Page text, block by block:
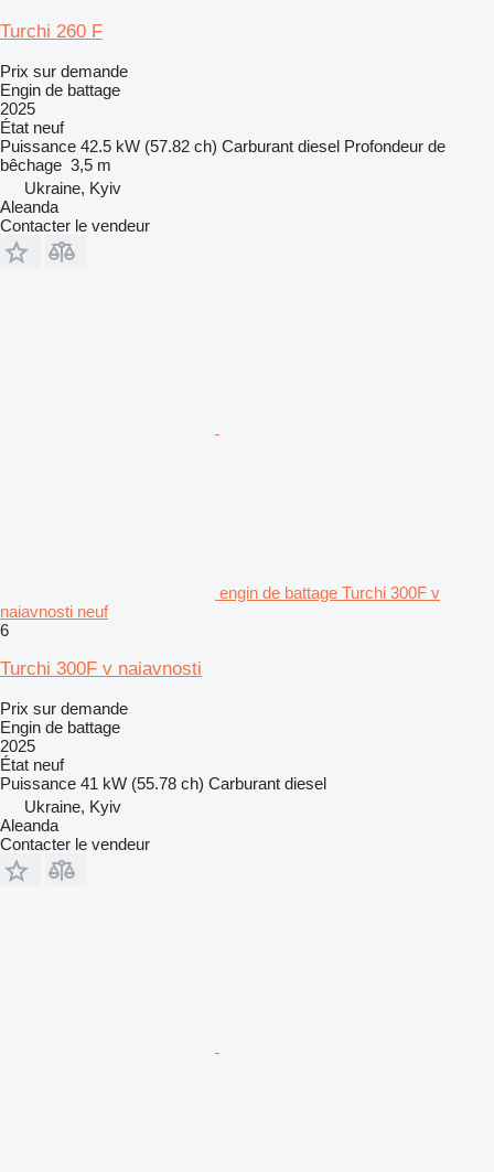
Turchi 260 F
Prix sur demande
Engin de battage
2025
État neuf
Puissance 42.5 kW (57.82 ch) Carburant diesel Profondeur de
bêchage 3,5 m
Ukraine, Kyiv
Aleanda
Contacter le vendeur
engin de battage Turchi 300F v
naiavnosti neuf
6
Turchi 300F v naiavnosti
Prix sur demande
Engin de battage
2025
État neuf
Puissance 41 kW (55.78 ch) Carburant diesel
Ukraine, Kyiv
Aleanda
Contacter le vendeur